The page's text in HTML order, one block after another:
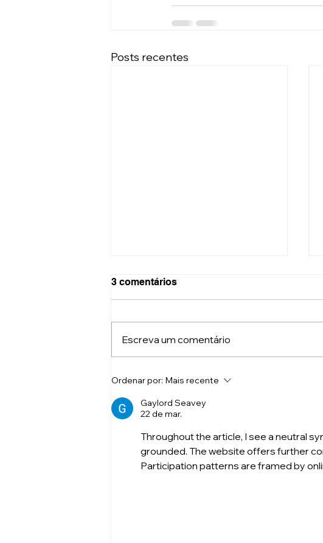
Posts recentes
O que acontece com o seu
corpo quando você passa
muito tempo sentado?
3 comentários
Escreva um comentário
Ordenar por: Mais recente
Gaylord Seavey
22 de mar.
Throughout the article, I see a neutral
grounded. The website offers further
Participation patterns are framed by